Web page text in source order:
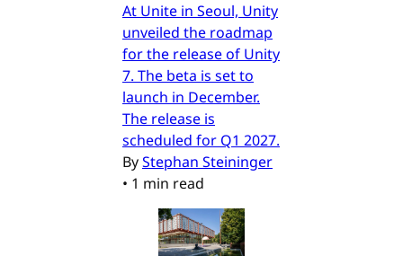
At Unite in Seoul, Unity
unveiled the roadmap
for the release of Unity
7. The beta is set to
launch in December.
The release is
scheduled for Q1 2027.
ByStephan Steininger
• 1 min read